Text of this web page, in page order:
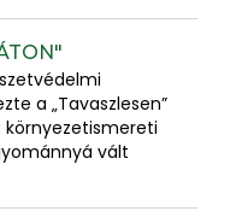
a „Tavaszlesen”
vált